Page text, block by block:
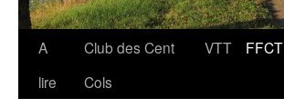
A
lire
Club des Cent
Cols
VTT FFCT